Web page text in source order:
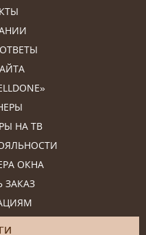
НА ТВ
ОКНА
ЗАКАЗ